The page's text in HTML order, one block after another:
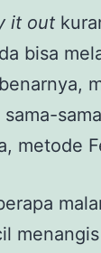
it out
bisa
metode